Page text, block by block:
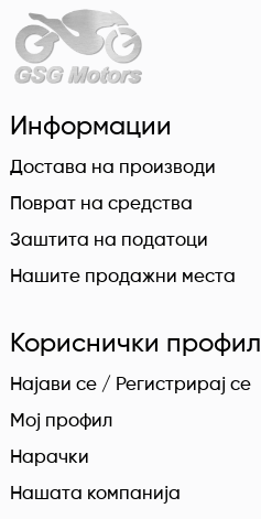
Информации
Достава на производи
Поврат на средства
Заштита на податоци
Нашите продажни места
Кориснички профил
Најави се / Регистрирај се
Мој профил
Нарачки
Нашата компанија